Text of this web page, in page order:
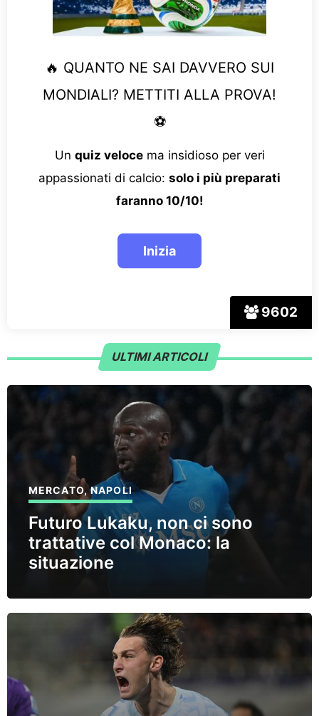
9602
🔥 QUANTO NE SAI DAVVERO SUI
MONDIALI? METTITI ALLA PROVA!
⚽
Un quiz velocema insidioso per veri
appassionati di calcio: solo i più preparati
faranno 10/10!
ULTIMI ARTICOLI
MERCATO,NAPOLI
Futuro Lukaku, non ci sono
trattative col Monaco: la
situazione